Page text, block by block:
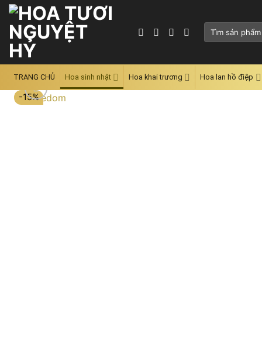
Skip
content
Tìm
TRANG CHỦ Hoa sinh nhật Hoa khai trương Hoa lan hồ điệp
-15%